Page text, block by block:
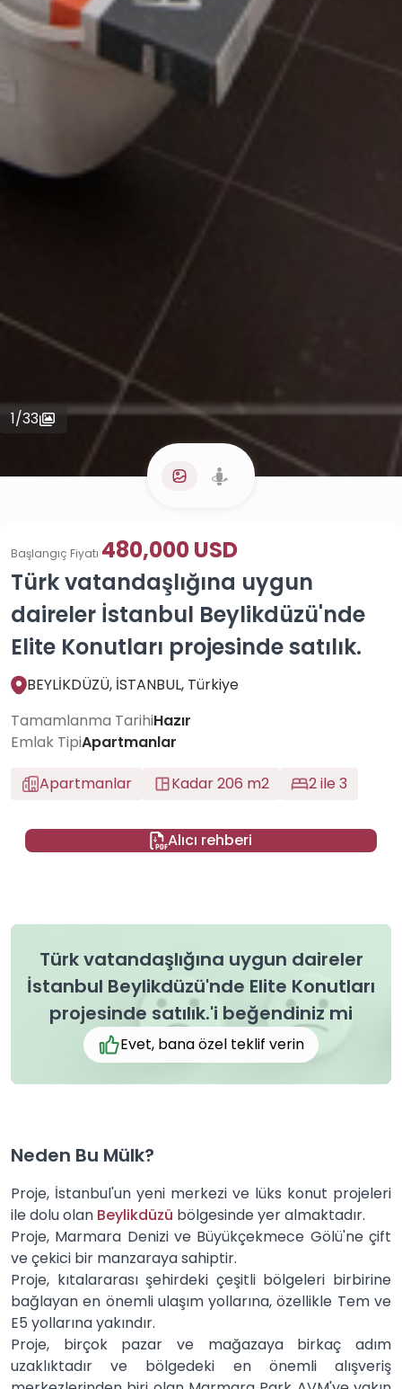
1/33
Türk vatandaşlığına uygun
daireler İstanbul Beylikdüzü'nde
Elite Konutları projesinde satılık.
Başlangıç Fiyatı 480,000 USD
BEYLİKDÜZÜ, İSTANBUL, Türkiye
Tamamlanma TarihiHazır
Emlak TipiApartmanlar
Apartmanlar
Kadar 206 m2 2 ile 3
Alıcı rehberi
Türk vatandaşlığına uygun daireler
İstanbul Beylikdüzü'nde Elite Konutları
projesinde satılık.'i beğendiniz mi
Evet, bana özel teklif verin
Neden Bu Mülk?
Proje, İstanbul'un yeni merkezi ve lüks konut projeleri
ile dolu olan Beylikdüzü bölgesinde yer almaktadır.
Proje, Marmara Denizi ve Büyükçekmece Gölü'ne çift
ve çekici bir manzaraya sahiptir.
Proje, kıtalararası şehirdeki çeşitli bölgeleri birbirine
bağlayan en önemli ulaşım yollarına, özellikle Tem ve
E5 yollarına yakındır.
Proje, birçok pazar ve mağazaya birkaç adım
uzaklıktadır ve bölgedeki en önemli alışveriş